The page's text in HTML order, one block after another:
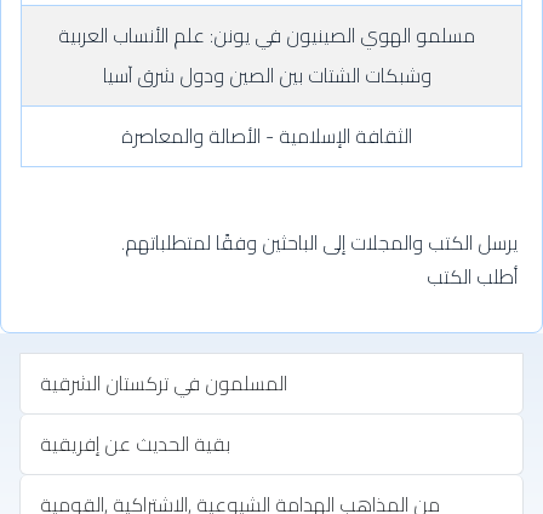
مسلمو الهوي الصينيون في يونن: علم الأنساب العربية
وشبكات الشتات بين الصين ودول شرق آسيا
الثقافة الإسلامية - الأصالة والمعاصرة
يرسل الكتب والمجلات إلى الباحثين وفقًا لمتطلباتهم.
أطلب الكتب
المسلمون في تركستان الشرقية
بقية الحديث عن إفريقية
من المذاهب الهدامة الشيوعية ,الاشتراكية ,القومية